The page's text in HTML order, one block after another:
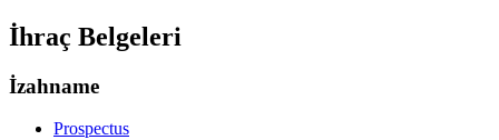
İhraç Belgeleri
İzahname
Prospectus